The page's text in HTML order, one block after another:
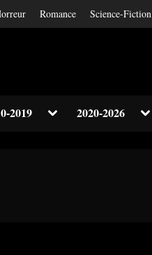
Romance Science-Fiction
2019 Toggle2020-2026